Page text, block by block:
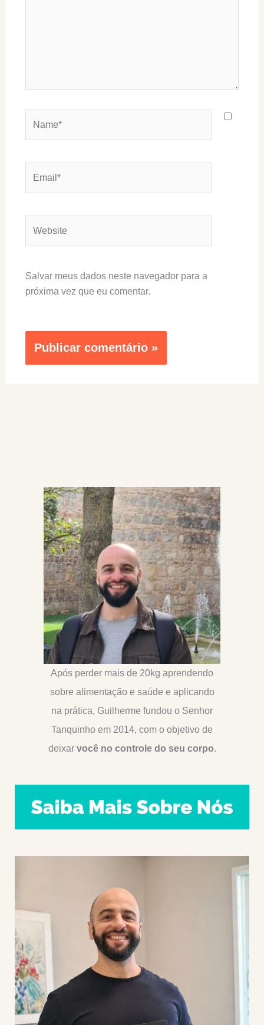
Salvar meus dados neste navegador para a
próxima vez que eu comentar.
Após perder mais de 20kg aprendendo
sobre alimentação e saúde e aplicando
na prática, Guilherme fundou o Senhor
Tanquinho em 2014, com o objetivo de
deixar você no controle do seu corpo.